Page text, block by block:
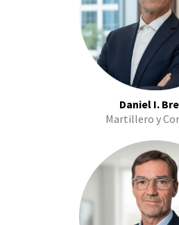
Daniel I.
Martillero y